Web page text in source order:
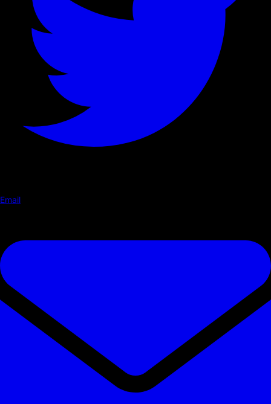
Email